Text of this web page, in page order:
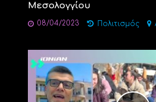
Μεσολογγίου
08/04/2023 Πολιτισμός